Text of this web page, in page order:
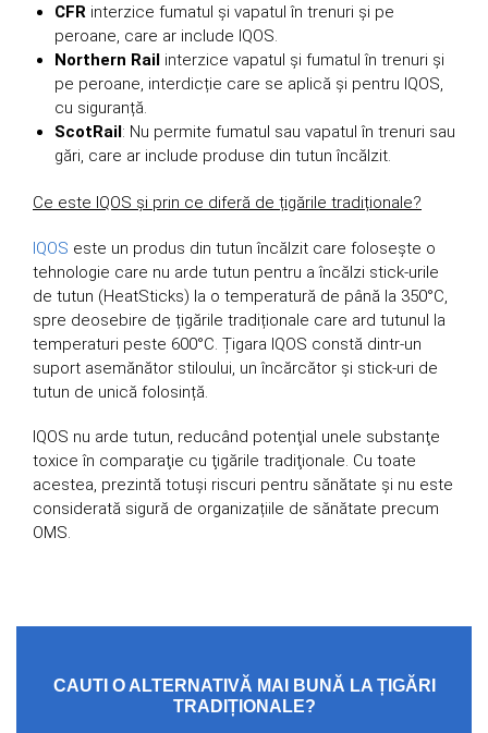
CFR interzice fumatul și vapatul în trenuri și pe
peroane, care ar include IQOS.
Northern Rail interzice vapatul și fumatul în trenuri și
pe peroane, interdicție care se aplică și pentru IQOS,
cu siguranță.
ScotRail: Nu permite fumatul sau vapatul în trenuri sau
gări, care ar include produse din tutun încălzit.
Ce este IQOS și prin ce diferă de țigările tradiționale?
IQOS este un produs din tutun încălzit care folosește o
tehnologie care nu arde tutun pentru a încălzi stick-urile
de tutun (HeatSticks) la o temperatură de până la 350°C,
spre deosebire de țigările tradiționale care ard tutunul la
temperaturi peste 600°C. Țigara IQOS constă dintr-un
suport asemănător stiloului, un încărcător și stick-uri de
tutun de unică folosință.
IQOS nu arde tutun, reducând potenţial unele substanţe
toxice în comparaţie cu ţigările tradiţionale. Cu toate
acestea, prezintă totuși riscuri pentru sănătate și nu este
considerată sigură de organizațiile de sănătate precum
OMS.
CAUTI O ALTERNATIVĂ MAI BUNĂ LA ȚIGĂRI
TRADIȚIONALE?